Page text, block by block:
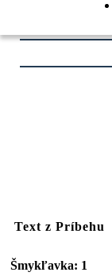
Text z Príbehu
Šmykľavka: 1